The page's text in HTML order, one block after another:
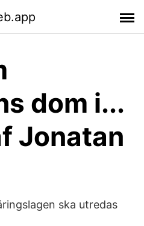
dom i...
Jonatan
ska utredas